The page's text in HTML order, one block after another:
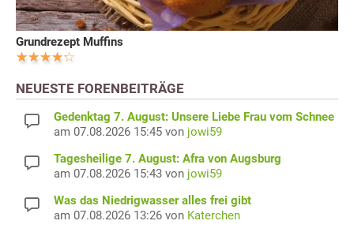
Grundrezept Muffins
NEUESTE FORENBEITRÄGE
Gedenktag 7. August: Unsere Liebe Frau vom Schnee
am 07.08.2026 15:45 von jowi59
Tagesheilige 7. August: Afra von Augsburg
am 07.08.2026 15:43 von jowi59
Was das Niedrigwasser alles frei gibt
am 07.08.2026 13:26 von Katerchen